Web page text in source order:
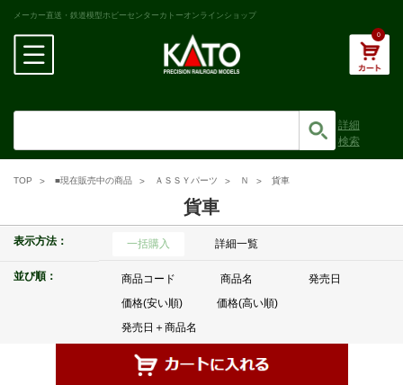
メーカー直送・鉄道模型ホビーセンターカトーオンラインショップ
0
詳細
検索
TOP ■現在販売中の商品 ＡＳＳＹパーツ Ｎ 貨車
貨車
表示方法： 一括購入 詳細一覧
並び順： 商品コード 商品名
発売日
価格(安い順)
価格(高い順)
発売日＋商品名